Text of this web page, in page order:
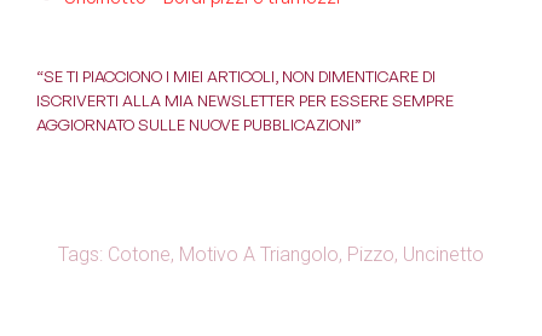
“SE TI PIACCIONO I MIEI ARTICOLI, NON DIMENTICARE DI
ISCRIVERTI ALLA MIA NEWSLETTER PER ESSERE SEMPRE
AGGIORNATO SULLE NUOVE PUBBLICAZIONI”
Tags: Cotone, Motivo A Triangolo, Pizzo, Uncinetto